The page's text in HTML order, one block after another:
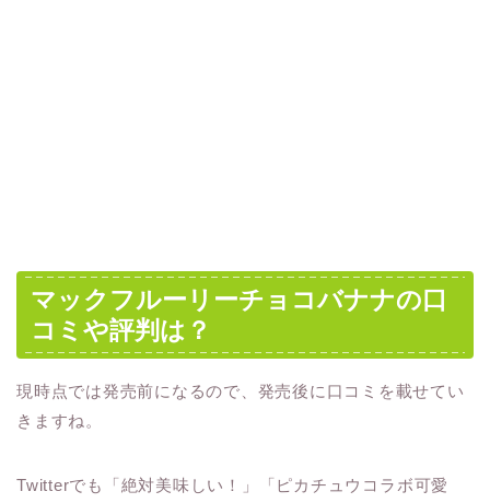
マックフルーリーチョコバナナの口
コミや評判は？
現時点では発売前になるので、発売後に口コミを載せてい
きますね。
Twitterでも「絶対美味しい！」「ピカチュウコラボ可愛